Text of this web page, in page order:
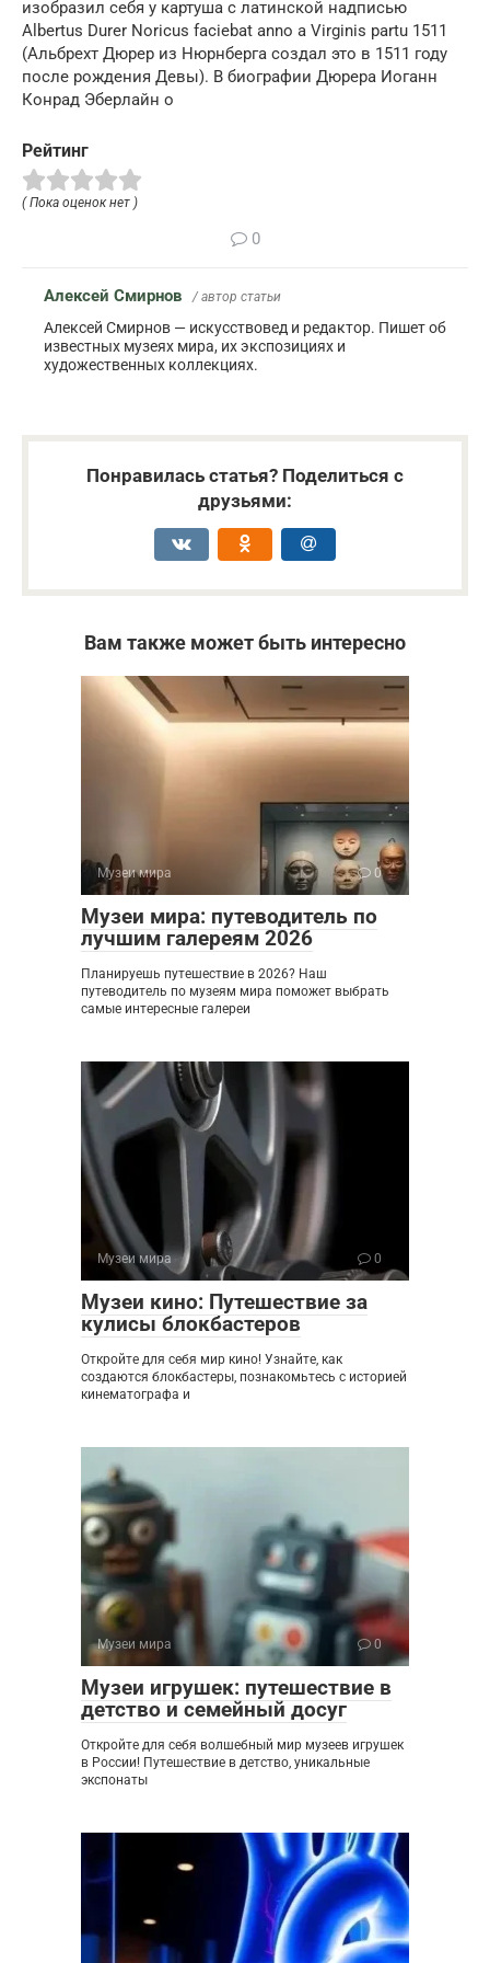
изобразил себя у картуша с латинской надписью
Albertus Durer Noricus faciebat anno a Virginis partu 1511
(Альбрехт Дюрер из Нюрнберга создал это в 1511 году
после рождения Девы). В биографии Дюрера Иоганн
Конрад Эберлайн о
Рейтинг
( Пока оценок нет )
0
Алексей Смирнов / автор статьи
Алексей Смирнов — искусствовед и редактор. Пишет об
известных музеях мира, их экспозициях и
художественных коллекциях.
Понравилась статья? Поделиться с
друзьями:
Вам также может быть интересно
Музеи мира 0
Музеи мира: путеводитель по
лучшим галереям 2026
Планируешь путешествие в 2026? Наш
путеводитель по музеям мира поможет выбрать
самые интересные галереи
Музеи мира 0
Музеи кино: Путешествие за
кулисы блокбастеров
Откройте для себя мир кино! Узнайте, как
создаются блокбастеры, познакомьтесь с историей
кинематографа и
Музеи мира 0
Музеи игрушек: путешествие в
детство и семейный досуг
Откройте для себя волшебный мир музеев игрушек
в России! Путешествие в детство, уникальные
экспонаты